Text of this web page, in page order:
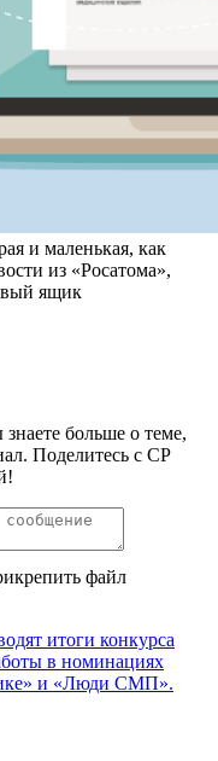
и маленькая, как
из «Росатома»,
ящик
больше о теме,
Поделитесь с СР
файл
итоги конкурса
в номинациях
и «Люди СМП».